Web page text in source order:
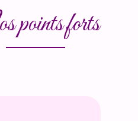
points forts